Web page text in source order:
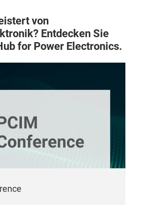
von
Entdecken Sie
for Power Electronics.